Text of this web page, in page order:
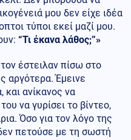
μου δεν είχε ιδέα
τύποι εκεί μαζί μου.
“Τι έκανα λάθος;”»
έστειλαν πίσω στο
αργότερα. Έμεινε
και ανίκανος να
να γυρίσει το βίντεο,
Όσο για τον λόγο της
πετούσε με τη σωστή